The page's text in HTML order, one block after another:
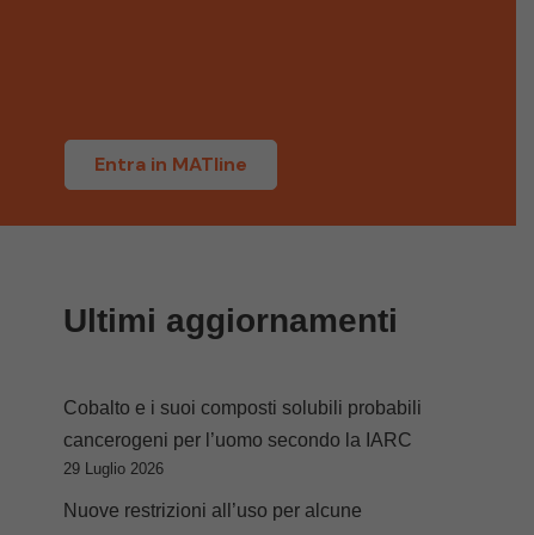
Entra in MATline
Ultimi aggiornamenti
Cobalto e i suoi composti solubili probabili
cancerogeni per l’uomo secondo la IARC
29 Luglio 2026
Nuove restrizioni all’uso per alcune